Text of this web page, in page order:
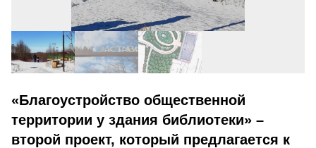
«Благоустройство общественной
территории у здания библиотеки» –
второй проект, который предлагается к